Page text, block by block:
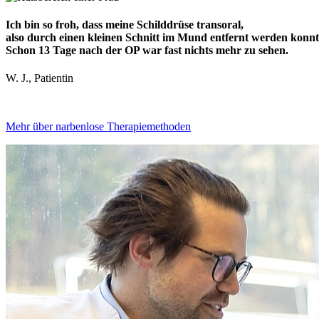
Ich bin so froh, dass meine Schilddrüse transoral,
also durch einen kleinen Schnitt im Mund entfernt werden
Schon 13 Tage nach der OP war fast nichts mehr zu sehen.
W. J., Patientin
Mehr über narbenlose Therapiemethoden